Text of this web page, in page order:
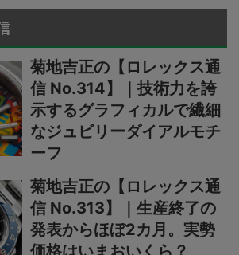
菊地吉正の【ロレックス通
信 No.314】｜技術力を誇
示するグラフィカルで繊細
なジュビリーダイアルモチ
ーフ
菊地吉正の【ロレックス通
信 No.313】｜生産終了の
発表からほぼ2カ月。実勢
価格はいまおいくら？